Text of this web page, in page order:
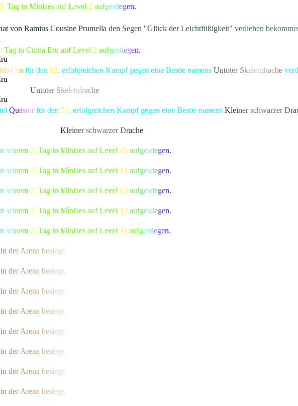
Tag in Mínlaes auf Level 2 aufgestiegen.
at von Ramius Cousine Prumella den Segen "Glück der Leichtfüßigkeit" verliehen bekomme
Tag in Cuina Eru auf Level 2 aufgestiegen.
theldin für den 82. erfolgreichen Kampf gegen eine Bestie namens Untoter Skelettdrache
Untoter Skelettdrache
Quästor für den 53. erfolgreichen Kampf gegen eine Bestie namens Kleinerschwarzer Dra
Kleinerschwarzer Drache
n seinem 2. Tag in Mínlaes auf Level 15 aufgestiegen.
n seinem 2. Tag in Mínlaes auf Level 14 aufgestiegen.
n seinem 2. Tag in Mínlaes auf Level 13 aufgestiegen.
n seinem 2. Tag in Mínlaes auf Level 12 aufgestiegen.
n seinem 2. Tag in Mínlaes auf Level 11 aufgestiegen.
in derArena besiegt.
in derArena besiegt.
in derArena besiegt.
in derArena besiegt.
in derArena besiegt.
in derArena besiegt.
in derArena besiegt.
in derArena besiegt.